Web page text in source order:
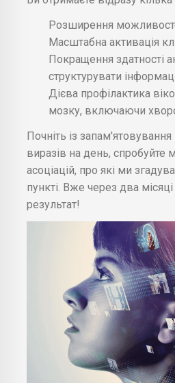
Розширення
Масштабна активація
Покращення здатності
структурувати
Дієва профілактика
мозку, включаючи
Почніть із запам'ятовування
виразів на день, спробуйте
асоціацій, про які ми
пункті. Вже через два
результат!